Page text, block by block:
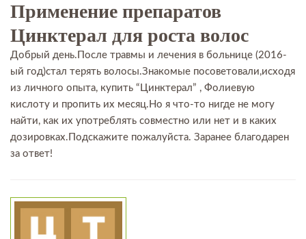
Применение препаратов
Цинктерал для роста волос
Добрый день.После травмы и лечения в больнице (2016-
ый год)стал терять волосы.Знакомые посоветовали,исходя
из личного опыта, купить “Цинктерал” , Фолиевую
кислоту и пропить их месяц.Но я что-то нигде не могу
найти, как их употреблять совместно или нет и в каких
дозировках.Подскажите пожалуйста. Заранее благодарен
за ответ!